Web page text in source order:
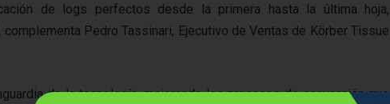
de logs perfectos desde la primera hasta la última hoja,
Pedro Tassinari, Ejecutivo de Ventas de Körber Tissue
de la tecnología, mejorando los procesos de conversión que